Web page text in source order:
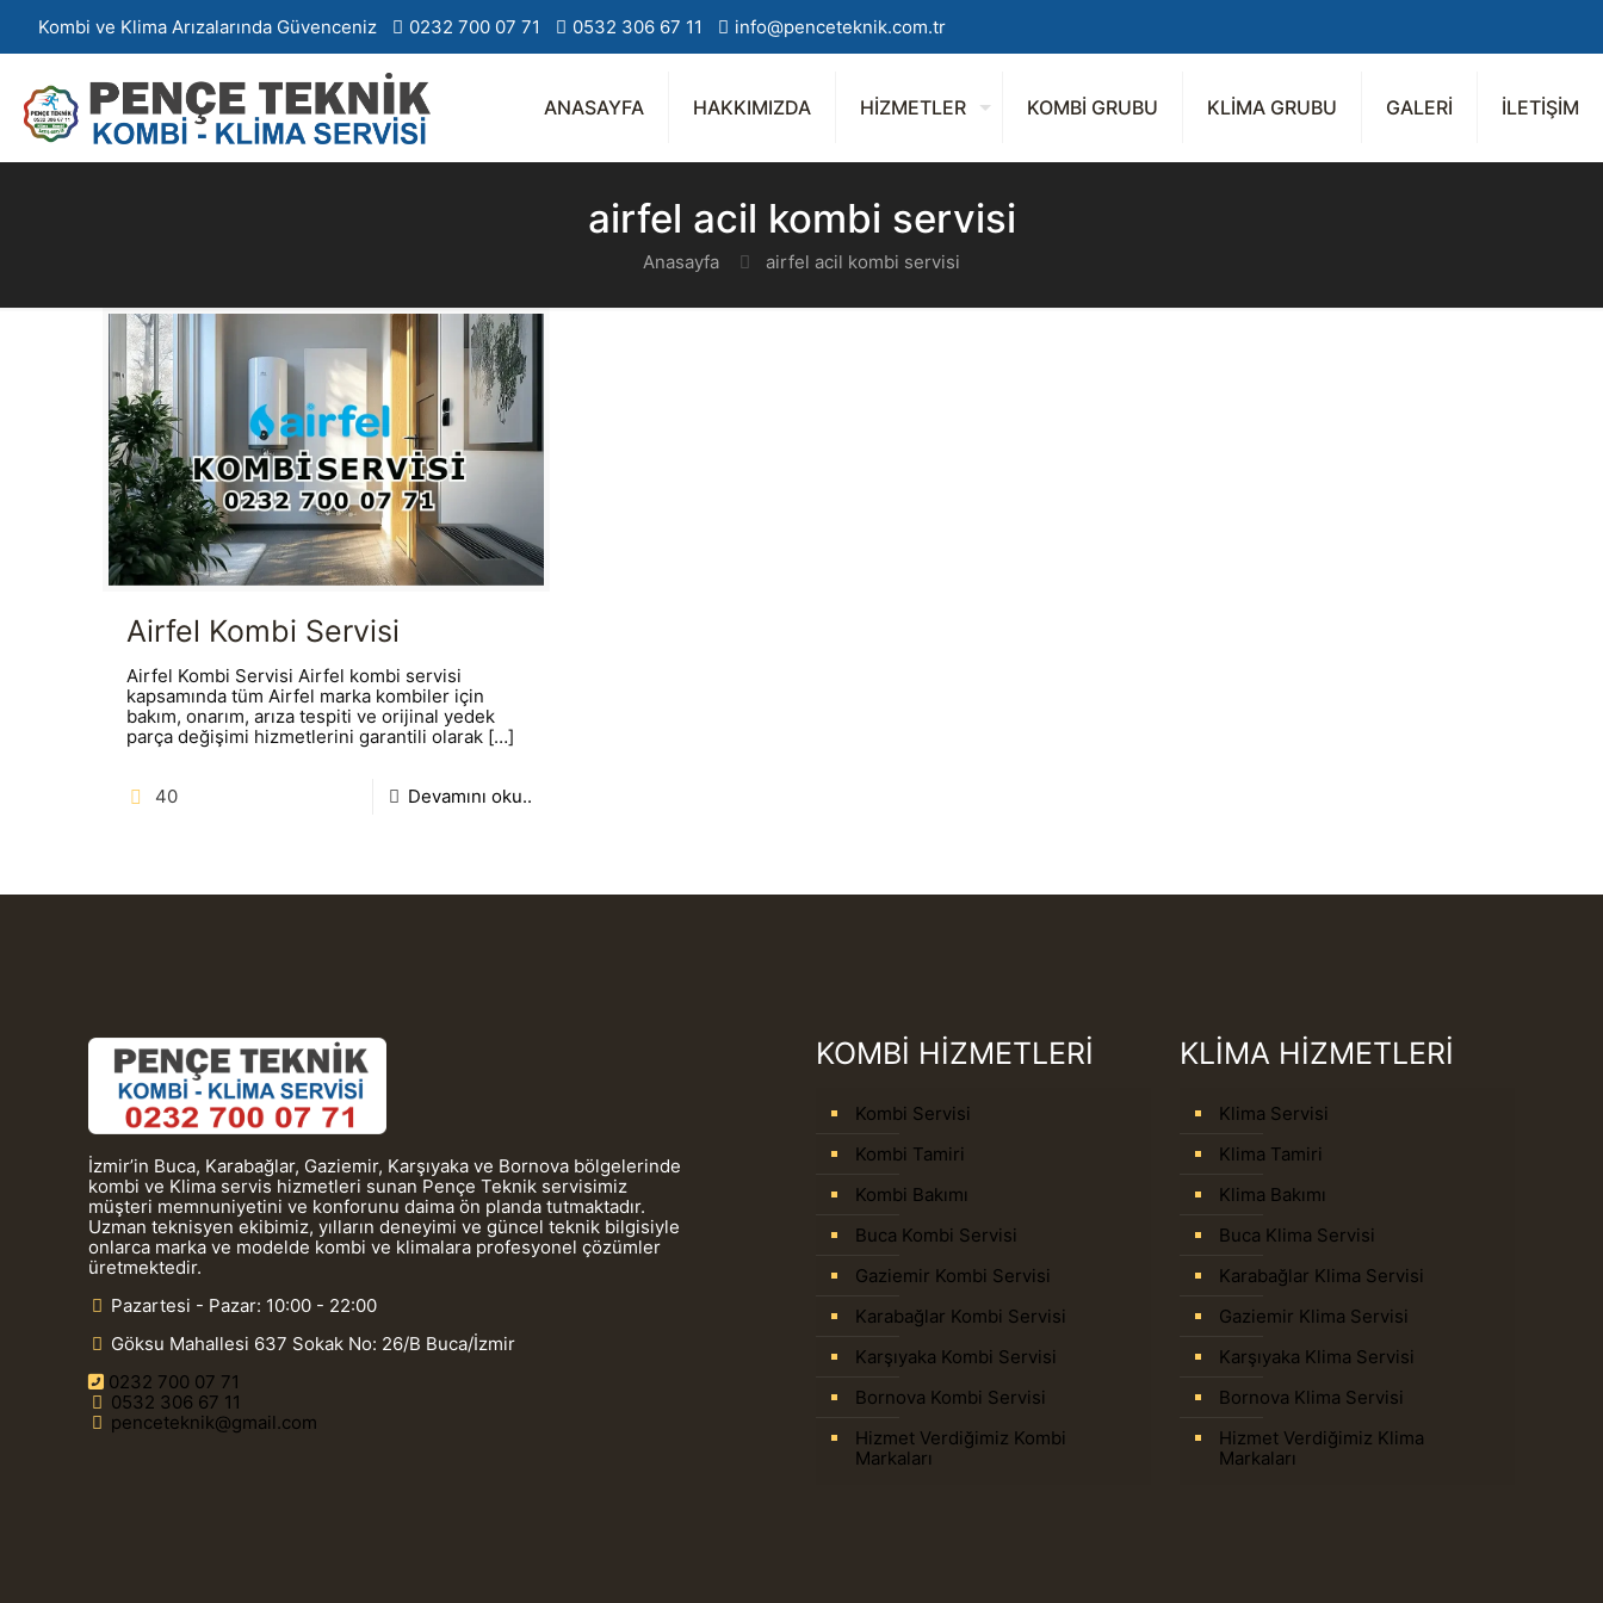
Kombi ve Klima Arızalarında Güvenceniz 0232 700 07 71 0532 306 67 11 info@penceteknik.com.tr
ANASAYFA HAKKIMIZDA HİZMETLER KOMBİ GRUBU KLİMA GRUBU GALERİ İLETİŞİM
airfel acil kombi servisi
Anasayfa airfel acil kombi servisi
Airfel Kombi Servisi
Airfel Kombi Servisi Airfel kombi servisi
kapsamında tüm Airfel marka kombiler için
bakım, onarım, arıza tespiti ve orijinal yedek
parça değişimi hizmetlerini garantili olarak[…]
40 Devamını oku..
İzmir’in Buca, Karabağlar, Gaziemir, Karşıyaka ve Bornova bölgelerinde
kombi ve Klima servis hizmetleri sunan Pençe Teknik servisimiz
müşteri memnuniyetini ve konforunu daima ön planda tutmaktadır.
Uzman teknisyen ekibimiz, yılların deneyimi ve güncel teknik bilgisiyle
onlarca marka ve modelde kombi ve klimalara profesyonel çözümler
üretmektedir.
Pazartesi - Pazar: 10:00 - 22:00
Göksu Mahallesi 637 Sokak No: 26/B Buca/İzmir
0232 700 07 71
0532 306 67 11
penceteknik@gmail.com
KOMBİ HİZMETLERİ
Kombi Servisi
Kombi Tamiri
Kombi Bakımı
Buca Kombi Servisi
Gaziemir Kombi Servisi
Karabağlar Kombi Servisi
Karşıyaka Kombi Servisi
Bornova Kombi Servisi
Hizmet Verdiğimiz Kombi
Markaları
KLİMA HİZMETLERİ
Klima Servisi
Klima Tamiri
Klima Bakımı
Buca Klima Servisi
Karabağlar Klima Servisi
Gaziemir Klima Servisi
Karşıyaka Klima Servisi
Bornova Klima Servisi
Hizmet Verdiğimiz Klima
Markaları